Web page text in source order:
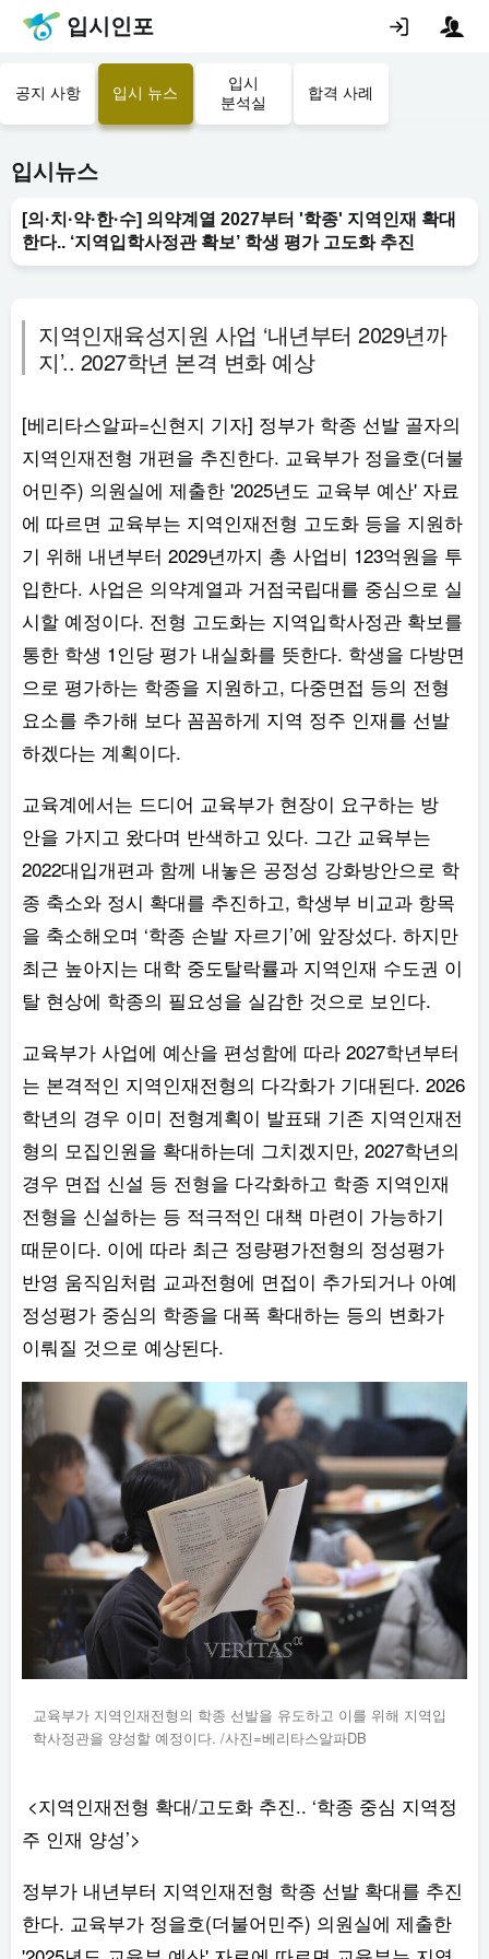
입시인포
공지 사항 입시 뉴스
입시
분석실
합격 사례
입시뉴스
[의·치·약·한·수] 의약계열 2027부터 '학종' 지역인재 확대
한다.. ‘지역입학사정관 확보’ 학생 평가 고도화 추진
지역인재육성지원 사업 ‘내년부터 2029년까
지’.. 2027학년 본격 변화 예상
[베리타스알파=신현지 기자] 정부가 학종 선발 골자의
지역인재전형 개편을 추진한다. 교육부가 정을호(더불
어민주) 의원실에 제출한 '2025년도 교육부 예산' 자료
에 따르면 교육부는 지역인재전형 고도화 등을 지원하
기 위해 내년부터 2029년까지 총 사업비 123억원을 투
입한다. 사업은 의약계열과 거점국립대를 중심으로 실
시할 예정이다. 전형 고도화는 지역입학사정관 확보를
통한 학생 1인당 평가 내실화를 뜻한다. 학생을 다방면
으로 평가하는 학종을 지원하고, 다중면접 등의 전형
요소를 추가해 보다 꼼꼼하게 지역 정주 인재를 선발
하겠다는 계획이다.
교육계에서는 드디어 교육부가 현장이 요구하는 방
안을 가지고 왔다며 반색하고 있다. 그간 교육부는
2022대입개편과 함께 내놓은 공정성 강화방안으로 학
종 축소와 정시 확대를 추진하고, 학생부 비교과 항목
을 축소해오며 ‘학종 손발 자르기’에 앞장섰다. 하지만
최근 높아지는 대학 중도탈락률과 지역인재 수도권 이
탈 현상에 학종의 필요성을 실감한 것으로 보인다.
교육부가 사업에 예산을 편성함에 따라 2027학년부터
는 본격적인 지역인재전형의 다각화가 기대된다. 2026
학년의 경우 이미 전형계획이 발표돼 기존 지역인재전
형의 모집인원을 확대하는데 그치겠지만, 2027학년의
경우 면접 신설 등 전형을 다각화하고 학종 지역인재
전형을 신설하는 등 적극적인 대책 마련이 가능하기
때문이다. 이에 따라 최근 정량평가전형의 정성평가
반영 움직임처럼 교과전형에 면접이 추가되거나 아예
정성평가 중심의 학종을 대폭 확대하는 등의 변화가
이뤄질 것으로 예상된다.
교육부가 지역인재전형의 학종 선발을 유도하고 이를 위해 지역입
학사정관을 양성할 예정이다. /사진=베리타스알파DB
<지역인재전형 확대/고도화 추진.. ‘학종 중심 지역정
주 인재 양성’>
정부가 내년부터 지역인재전형 학종 선발 확대를 추진
한다. 교육부가 정을호(더불어민주) 의원실에 제출한